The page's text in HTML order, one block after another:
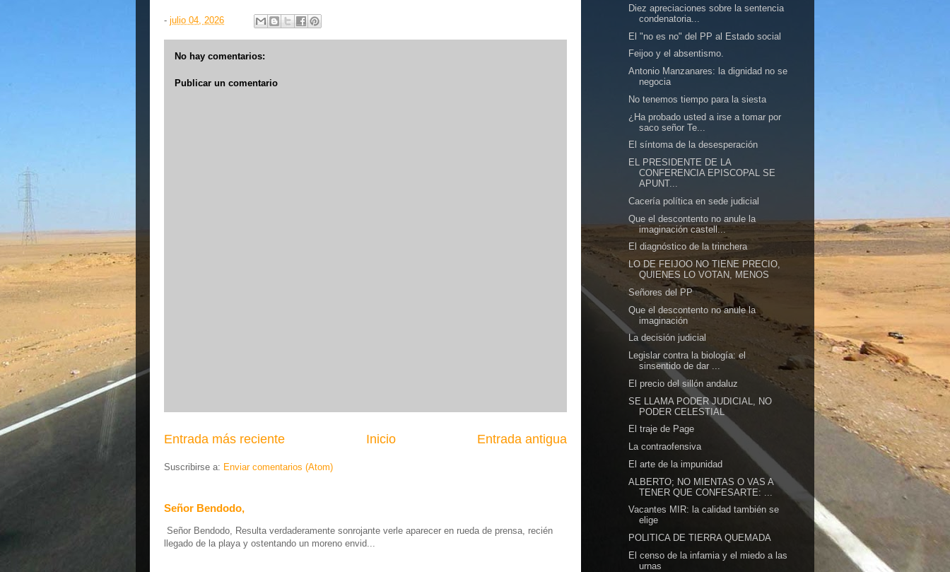
- julio 04, 2026
No hay comentarios:
Publicar un comentario
Entrada más reciente Entrada antigua
Inicio
Suscribirse a: Enviar comentarios (Atom)
Señor Bendodo,
Señor Bendodo, Resulta verdaderamente sonrojante verle aparecer en rueda de prensa, recién
llegado de la playa y ostentando un moreno envid...
Diez apreciaciones sobre la sentencia
condenatoria...
El "no es no" del PP al Estado social
Feijoo y el absentismo.
Antonio Manzanares: la dignidad no se
negocia
No tenemos tiempo para la siesta
¿Ha probado usted a irse a tomar por
saco señor Te...
El síntoma de la desesperación
EL PRESIDENTE DE LA
CONFERENCIA EPISCOPAL SE
APUNT...
Cacería política en sede judicial
Que el descontento no anule la
imaginación castell...
El diagnóstico de la trinchera
LO DE FEIJOO NO TIENE PRECIO,
QUIENES LO VOTAN, MENOS
Señores del PP
Que el descontento no anule la
imaginación
La decisión judicial
Legislar contra la biología: el
sinsentido de dar ...
El precio del sillón andaluz
SE LLAMA PODER JUDICIAL, NO
PODER CELESTIAL
El traje de Page
La contraofensiva
El arte de la impunidad
ALBERTO; NO MIENTAS O VAS A
TENER QUE CONFESARTE: ...
Vacantes MIR: la calidad también se
elige
POLITICA DE TIERRA QUEMADA
El censo de la infamia y el miedo a las
urnas